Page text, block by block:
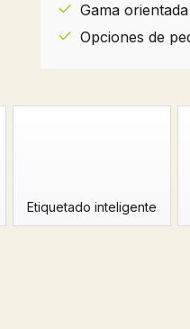
Gama
Opciones de
Etiquetado inteligente